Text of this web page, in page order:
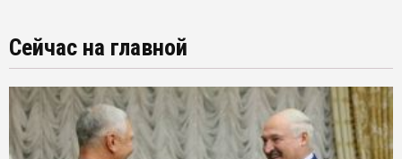
Сейчас на главной